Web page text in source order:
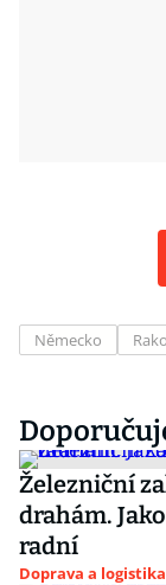
Německo
Železniční
drahám.
radní
Doprava a logistika